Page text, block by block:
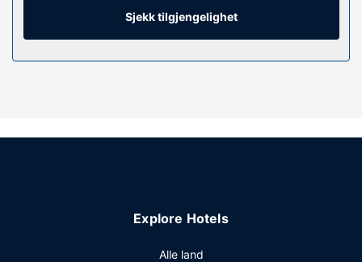
med lokalsamtaler (inkludert).
Fasiliteter på eiendommen
Nyt en rekke rekreasjonsfasiliteter på stedet, som et
bassengbar samt 2 barer/lounger hvor du kan koble av
Sjekk tilgjengelighet
Explore Hotels
Alle land